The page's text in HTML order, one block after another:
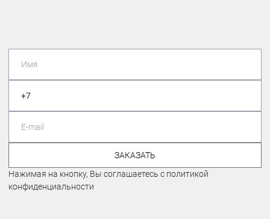
ЗАКАЗАТЬ
Нажимая на кнопку, Вы соглашаетесь с политикой
конфиденциальности